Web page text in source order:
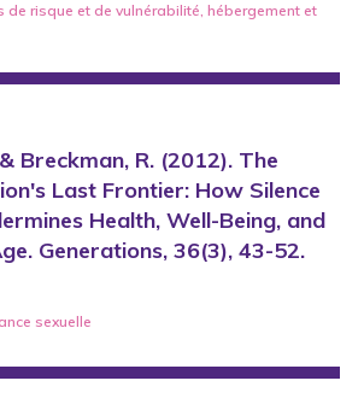
de risque et de vulnérabilité, hébergement et
Breckman, R. (2012). The
Last Frontier: How Silence
Health, Well-Being, and
Generations, 36(3), 43-52.
sexuelle